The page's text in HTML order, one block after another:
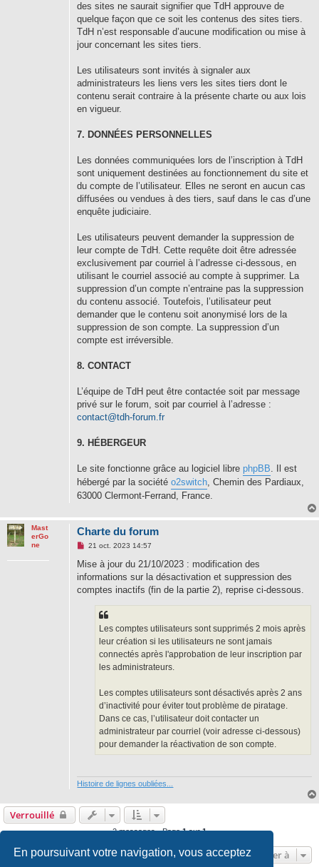
En poursuivant votre navigation, vous acceptez
des sites ne saurait signifier que TdH approuve de
quelque façon que ce soit les contenus des sites tiers.
TdH n’est responsable d’aucune modification ou mise à
jour concernant les sites tiers.
Les utilisateurs sont invités à signaler aux
administrateurs les liens vers les sites tiers dont le
contenu serait contraire à la présente charte ou aux lois
en vigueur.
7. DONNÉES PERSONNELLES
Les données communiquées lors de l’inscription à TdH
sont uniquement destinées au fonctionnement du site et
du compte de l’utilisateur. Elles ne seront en aucun cas
diffusées ou vendues à des tiers, sauf dans le cas d’une
enquête judiciaire.
Les utilisateurs peuvent demander la suppression de
leur compte de TdH. Cette requête doit être adressée
exclusivement par courriel à l’adresse ci-dessous, en
utilisant le courriel associé au compte à supprimer. La
suppression d’un compte n’entraine pas la suppression
du contenu associé. Toutefois, l’utilisateur peut
demander que le contenu soit anonymisé lors de la
suppression de son compte. La suppression d’un
compte est irréversible.
8. CONTACT
L’équipe de TdH peut être contactée soit par message
privé sur le forum, soit par courriel à l’adresse :
contact@tdh-forum.fr
9. HÉBERGEUR
Le site fonctionne grâce au logiciel librephpBB. Il est
hébergé par la sociétéo2switch, Chemin des Pardiaux,
63000 Clermont-Ferrand, France.
Mast
erGo
ne
Charte du forum
M
s
a
g
21 oct. 2023 14:57
Mise à jour du 21/10/2023 : modification des
informations sur la désactivation et suppression des
comptes inactifs (fin de la partie 2), reprise ci-dessous.
Les comptes utilisateurs sont supprimés 2 mois après
leur création si les utilisateurs ne sont jamais
connectés après l'approbation de leur inscription par
les administrateurs.
Les comptes utilisateurs sont désactivés après 2 ans
d’inactivité pour éviter tout problème de piratage.
Dans ce cas, l’utilisateur doit contacter un
administrateur par courriel (voir adresse ci-dessous)
pour demander la réactivation de son compte.
Histoire de lignes oubliées...
Verrouillé
2 messages • Page1sur1
Aller à